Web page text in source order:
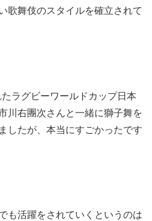
歌舞伎のスタイルを確立されて
ラグビーワールドカップ日本
川右團次さんと一緒に獅子舞を
したが、本当にすごかったです
も活躍をされていくというのは